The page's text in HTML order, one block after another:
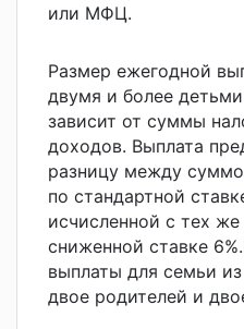
или МФЦ.
Размер ежегодной
двумя и более
зависит от суммы
доходов. Выплата
разницу между
по стандартной
исчисленной с тех
сниженной ставке 6%.
выплаты для семьи
двое родителей и